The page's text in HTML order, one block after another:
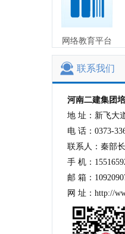
网络教育平台
联系我们
河南二建集团
地 址：新飞大
电 话：0373-
联系人：秦部
手 机：
邮 箱：
网 址：http://